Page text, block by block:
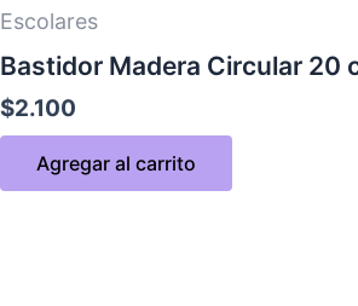
Escolares
Bastidor Madera Circular 20
$2.100
Agregar al carrito